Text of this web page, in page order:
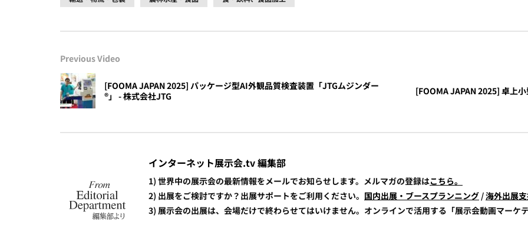
Previous Video
[FOOMA JAPAN 2025] パッケージ型AI外観品質検査装置「JTGムジンダー
®︎」 - 株式会社JTG
[FOOMA JAPAN 2025] 卓上
インターネット展示会.tv 編集部
1) 世界中の展示会の最新情報をメールでお知らせします。メルマガの登録はこちら。
2) 出展をご検討ですか？出展サポートをご利用ください。 国内出展・ブースプランニング /海外出展
3) 展示会の出展は、会場だけで終わらせてはいけません。オンラインで活用する「展示会動画マーケ